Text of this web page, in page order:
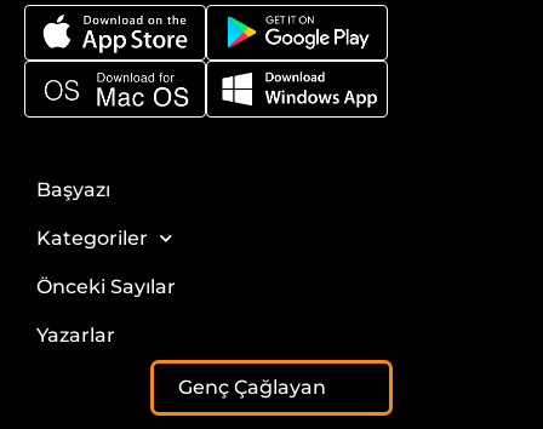
Başyazı
Kategoriler
Önceki Sayılar
Yazarlar
Genç Çağlayan